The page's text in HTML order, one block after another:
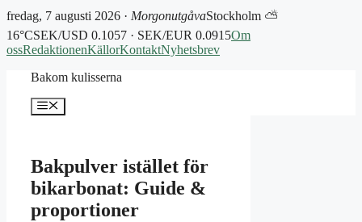
fredag, 7 augusti 2026 · MorgonutgåvaStockholm ⛅
16°CSEK/USD 0.1057 · SEK/EUR 0.0915Om
ossRedaktionenKällorKontaktNyhetsbrev
Bakom kulisserna
Meny
Bakpulver istället för
bikarbonat: Guide &
proportioner